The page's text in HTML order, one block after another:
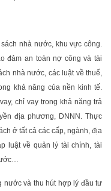
nhà nước, khu vực công.
đảm an toàn nợ công và tài
nhà nước, các luật về thuế,
khả năng của nền kinh tế.
chỉ vay trong khả năng trả
địa phương, DNNN. Thực
ở tất cả các cấp, ngành, địa
luật về quản lý tài chính, tài
nước và thu hút hợp lý đầu tư